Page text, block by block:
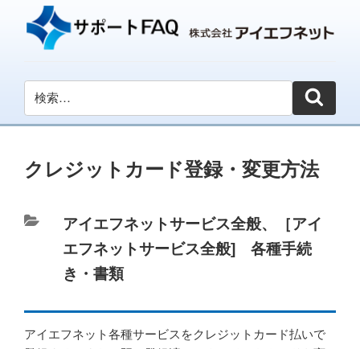
クレジットカード登録・変更方法
カ
テ
ゴ
アイエフネットサービス全般、
［アイ
エフネットサービス全般] 各種手続
き・書類
アイエフネット各種サービスをクレジットカード払いで